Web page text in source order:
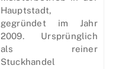
Hauptstadt,
gegründet im Jahr
2009. Ursprünglich
als reiner
Stuckhandel